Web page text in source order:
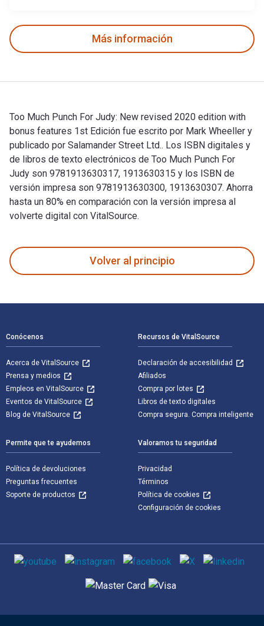
Más información
Too Much Punch For Judy: New revised 2020 edition with
bonus features 1st Edición fue escrito por Mark Wheeller y
publicado por Salamander Street Ltd.. Los ISBN digitales y
de libros de texto electrónicos de Too Much Punch For
Judy son 9781913630317, 1913630315 y los ISBN de
versión impresa son 9781913630300, 1913630307. Ahorra
hasta un 80% en comparación con la versión impresa al
volverte digital con VitalSource.
Volver al principio
Conócenos
Acerca de VitalSource
Prensa y medios
Empleos en VitalSource
Eventos de VitalSource
Blog de VitalSource
Recursos de VitalSource
Declaración de accesibilidad
Afiliados
Compra por lotes
Libros de texto digitales
Compra segura. Compra inteligente
Permite que te ayudemos
Política de devoluciones
Preguntas frecuentes
Soporte de productos
Valoramos tu seguridad
Privacidad
Términos
Política de cookies
Configuración de cookies
Medios de comunicación social
Métodos de pago admitidos